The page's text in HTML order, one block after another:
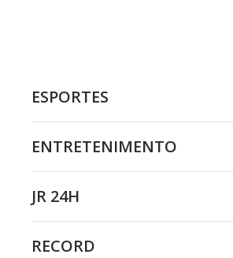
ESPORTES
ENTRETENIMENTO
JR 24H
RECORD